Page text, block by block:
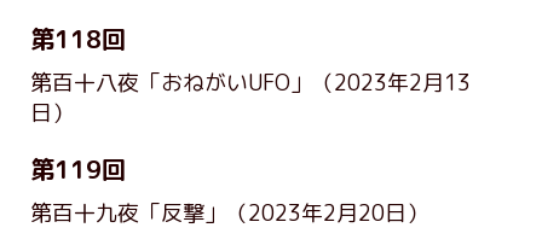
第118回
第百十八夜「おねがいUFO」
（2023年2月13
日）
第119回
第百十九夜「反撃」 （2023年2月20日）